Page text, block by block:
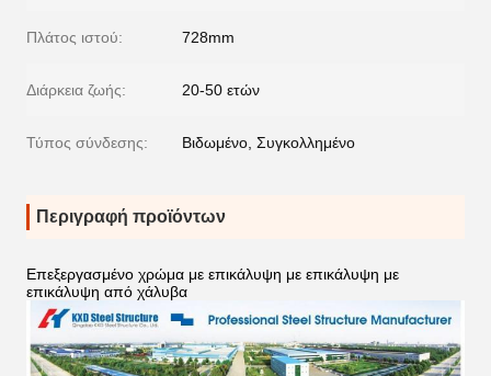
Πλάτος ιστού: 728mm
Διάρκεια ζωής: 20-50 ετών
Τύπος σύνδεσης: Βιδωμένο, Συγκολλημένο
Περιγραφή προϊόντων
Επεξεργασμένο χρώμα με επικάλυψη με επικάλυψη με
επικάλυψη από χάλυβα